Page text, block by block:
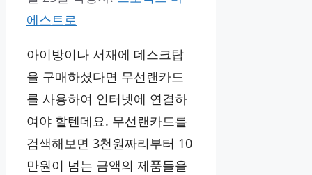
에스트로
아이방이나 서재에 데스크탑
을 구매하셨다면 무선랜카드
를 사용하여 인터넷에 연결하
여야 할텐데요. 무선랜카드를
검색해보면 3천원짜리부터 10
만원이 넘는 금액의 제품들을